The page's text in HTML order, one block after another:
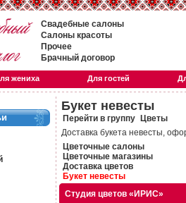
Свадебные салоны
Салоны красоты
Прочее
Брачный договор
жениха Для гостей
Букет невесты
Перейти в группу
Цветы
Доставка букета невесты,
Цветочные салоны
Цветочные магазины
Доставка цветов
Букет невесты
Студия цветов «ИРИС»